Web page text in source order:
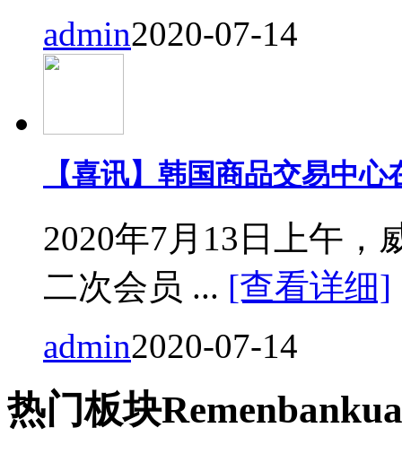
admin2020-07-14
【喜讯】韩国商品交易中
2020年7月13日上午，
二次会员 ... [查看详细]
admin2020-07-14
热门板块Remen